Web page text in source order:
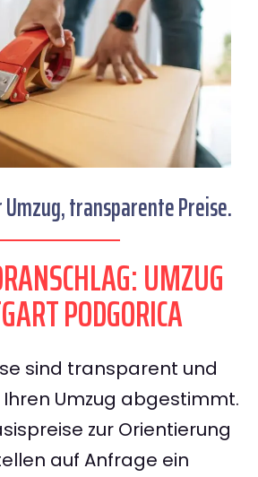
transparente Preise.
UMZUG
PODGORICA
sind transparent und
Umzug abgestimmt.
zur Orientierung
auf Anfrage ein